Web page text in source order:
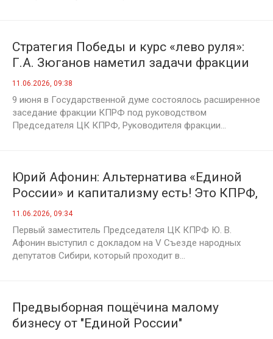
Стратегия Победы и курс «лево руля»:
Г.А. Зюганов наметил задачи фракции
КПРФ перед партийным съездом
11.06.2026, 09:38
9 июня в Государственной думе состоялось расширенное
заседание фракции КПРФ под руководством
Председателя ЦК КПРФ, Руководителя фракции...
Юрий Афонин: Альтернатива «Единой
России» и капитализму есть! Это КПРФ,
Программа Победы и социализм!
11.06.2026, 09:34
Первый заместитель Председателя ЦК КПРФ Ю. В.
Афонин выступил с докладом на V Съезде народных
депутатов Сибири, который проходит в...
Предвыборная пощёчина малому
бизнесу от "Единой России"